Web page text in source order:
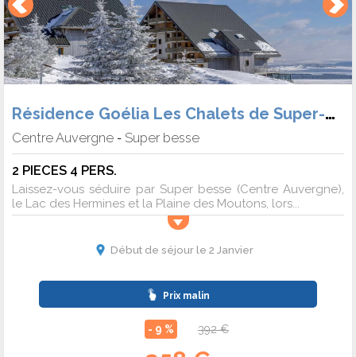
Résidence Goélia Les Chalets de Super-Besse
Centre Auvergne - Super besse
2 PIECES 4 PERS.
Laissez-vous séduire par Super besse (Centre Auvergne),
le Lac des Hermines et la Plaine des Moutons, lors...
Début de séjour le 2 Janvier
Prix malin
- 9 % 392 €